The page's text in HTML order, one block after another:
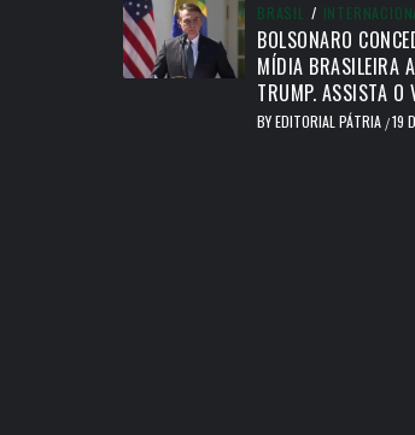
BRASIL /
BOLSONARO
MÍDIA BRASILEIRA
TRUMP. ASSISTA O
BYEDITORIAL PÁTRIA /19